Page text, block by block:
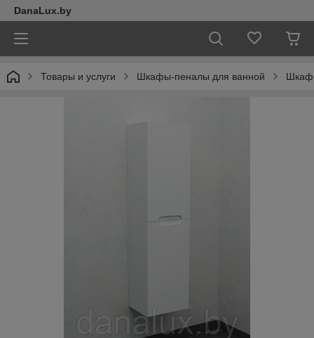
DanaLux.by
Товары и услуги Шкафы-пеналы для ванной